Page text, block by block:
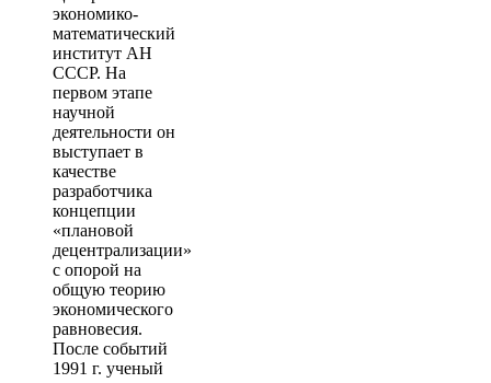
экономико-
математический
институт АН
СССР. На
первом этапе
научной
деятельности он
выступает в
качестве
разработчика
концепции
«плановой
децентрализации»
с опорой на
общую теорию
экономического
равновесия.
После событий
1991 г. ученый